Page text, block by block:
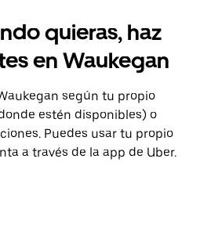
quieras, haz
en Waukegan
según tu propio
estén disponibles) o
Puedes usar tu propio
a través de la app de Uber.